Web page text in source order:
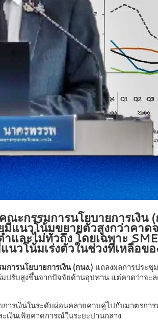
คณะกรรมการนโยบายการเงิ
มีแนวโน้มขยายตัวสูงกว่าคา
ำและไม่ทั่วถึง โดยเฉพาะ
นวโน้มเร่งตัวในช่วงที่เหลือ
ารนโยบายการเงิน (กนง.) แถลงผลการประชุ
ปรับสูงขึ้นจากปัจจัยด้านอุปทาน แต่คาดว่าจ
ารเงินในระดับผ่อนคลายควบคู่ไปกับมาตรก
งินเฟ้อคาดการณ์ในระยะปานกลาง